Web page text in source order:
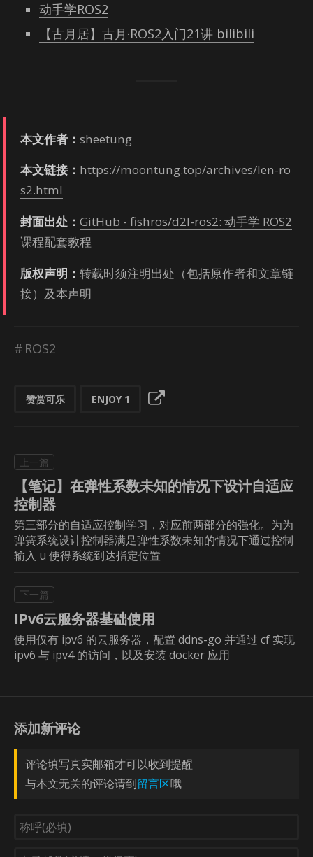
动手学ROS2
【古月居】古月·ROS2入门21讲 bilibili
本文作者： shee­tung
本文链接： https://moontung.top/archives/len-ro
s2.html
封面出处： GitHub - fishros/d2l-ros2: 动手学 ROS2
课程配套教程
版权声明： 转载时须注明出处（包括原作者和文章链
接）及本声明
ROS2
赞赏可乐 ENJOY 1
【笔记】在弹性系数未知的情况下设计自适应
控制器
第三部分的自适应控制学习，对应前两部分的强化。为为
弹簧系统设计控制器满足弹性系数未知的情况下通过控制
输入 u 使得系统到达指定位置
IPv6云服务器基础使用
使用仅有 ipv6 的云服务器，配置 ddns-go 并通过 cf 实现
ipv6 与 ipv4 的访问，以及安装 docker 应用
添加新评论
评论填写真实邮箱才可以收到提醒
与本文无关的评论请到留言区哦